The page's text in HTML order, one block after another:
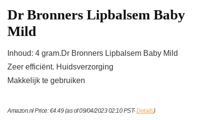
Dr Bronners Lipbalsem Baby
Mild
Inhoud: 4 gram.Dr Bronners Lipbalsem Baby Mild
Zeer efficiënt. Huidsverzorging
Makkelijk te gebruiken
Amazon.nl Price:€4.49(as of 09/04/2023 02:10 PST-Details)